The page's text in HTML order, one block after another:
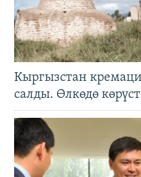
Кыргызстан
салды. Өлкөдө